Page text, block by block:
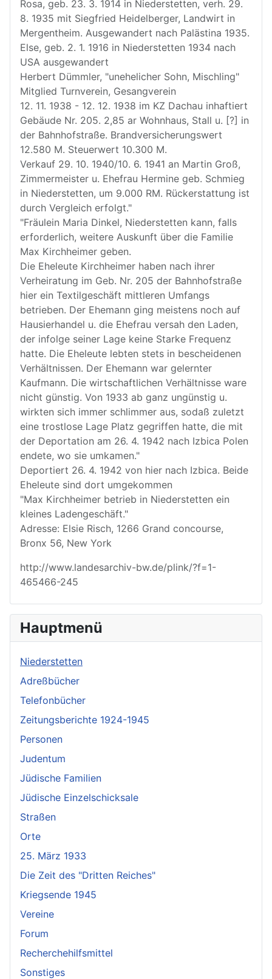
Rosa, geb. 23. 3. 1914 in Niederstetten, verh. 29.
8. 1935 mit Siegfried Heidelberger, Landwirt in
Mergentheim. Ausgewandert nach Palästina 1935.
Else, geb. 2. 1. 1916 in Niederstetten 1934 nach
USA ausgewandert
Herbert Dümmler, "unehelicher Sohn, Mischling"
Mitglied Turnverein, Gesangverein
12. 11. 1938 - 12. 12. 1938 im KZ Dachau inhaftiert
Gebäude Nr. 205. 2,85 ar Wohnhaus, Stall u. [?] in
der Bahnhofstraße. Brandversicherungswert
12.580 M. Steuerwert 10.300 M.
Verkauf 29. 10. 1940/10. 6. 1941 an Martin Groß,
Zimmermeister u. Ehefrau Hermine geb. Schmieg
in Niederstetten, um 9.000 RM. Rückerstattung ist
durch Vergleich erfolgt."
"Fräulein Maria Dinkel, Niederstetten kann, falls
erforderlich, weitere Auskunft über die Familie
Max Kirchheimer geben.
Die Eheleute Kirchheimer haben nach ihrer
Verheiratung im Geb. Nr. 205 der Bahnhofstraße
hier ein Textilgeschäft mittleren Umfangs
betrieben. Der Ehemann ging meistens noch auf
Hausierhandel u. die Ehefrau versah den Laden,
der infolge seiner Lage keine Starke Frequenz
hatte. Die Eheleute lebten stets in bescheidenen
Verhältnissen. Der Ehemann war gelernter
Kaufmann. Die wirtschaftlichen Verhältnisse ware
nicht günstig. Von 1933 ab ganz ungünstig u.
wirkten sich immer schlimmer aus, sodaß zuletzt
eine trostlose Lage Platz gegriffen hatte, die mit
der Deportation am 26. 4. 1942 nach Izbica Polen
endete, wo sie umkamen."
Deportiert 26. 4. 1942 von hier nach Izbica. Beide
Eheleute sind dort umgekommen
"Max Kirchheimer betrieb in Niederstetten ein
kleines Ladengeschäft."
Adresse: Elsie Risch, 1266 Grand concourse,
Bronx 56, New York
http://www.landesarchiv-bw.de/plink/?f=1-
465466-245
Hauptmenü
Niederstetten
Adreßbücher
Telefonbücher
Zeitungsberichte 1924-1945
Personen
Judentum
Jüdische Familien
Jüdische Einzelschicksale
Straßen
Orte
25. März 1933
Die Zeit des "Dritten Reiches"
Kriegsende 1945
Vereine
Forum
Recherchehilfsmittel
Sonstiges